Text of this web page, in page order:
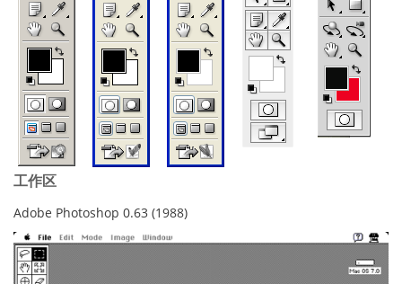
工作区
Adobe Photoshop 0.63 (1988)